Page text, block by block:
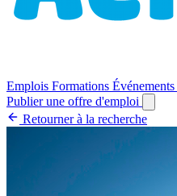
Emplois Formations Événements
Publier une offre d'emploi
Retourner à la recherche